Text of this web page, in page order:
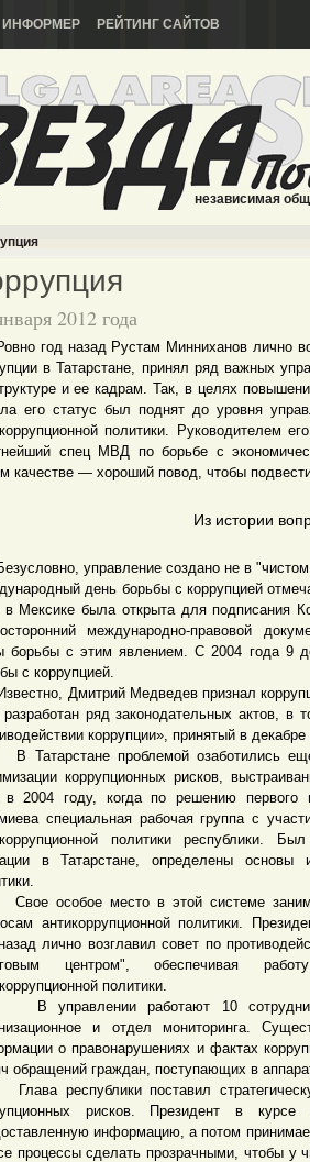
ИНФОРМЕР РЕЙТИНГ САЙТОВ
независимая
2012 года
год назад Рустам Минниханов лично
в Татарстане, принял ряд важных
и ее кадрам. Так, в целях
его статус был поднят до уровня
политики. Руководителем
спец МВД по борьбе с
качестве — хороший повод, чтобы
Из истории
управление создано не в
день борьбы с коррупцией
в Мексике была открыта для подписания
международно-правовой
борьбы с этим явлением. С 2004 года 9
с коррупцией.
Дмитрий Медведев признал
ряд законодательных актов,
коррупции», принятый в декабре
проблемой озаботились
коррупционных рисков,
2004 году, когда по решению первого
специальная рабочая группа с
политики республики.
в Татарстане, определены основы
особое место в этой системе
антикоррупционной политики.
лично возглавил совет по
центром", обеспечивая
политики.
работают 10
и отдел мониторинга.
о правонарушениях и фактах
обращений граждан, поступающих в
республики поставил
рисков. Президент в
информацию, а потом
процессы сделать прозрачными, чтобы у